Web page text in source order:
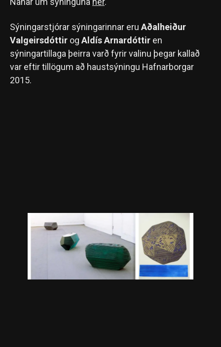
Sýningarstjórar sýningarinnar eru Aðalheiður
Valgeirsdóttir og Aldís Arnardóttir en
sýningartillaga þeirra varð fyrir valinu þegar kallað
var eftir tillögum að haustsýningu Hafnarborgar
2015.